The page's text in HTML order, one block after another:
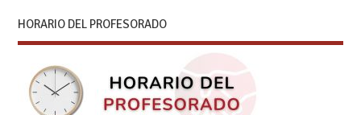
HORARIO DEL PROFESORADO